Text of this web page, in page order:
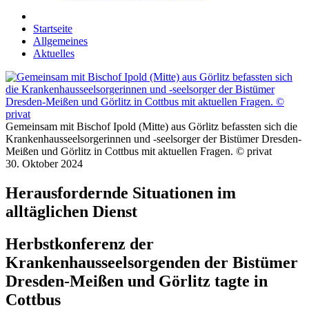
Startseite
Allgemeines
Aktuelles
Gemeinsam mit Bischof Ipold (Mitte) aus Görlitz befassten sich die
Krankenhausseelsorgerinnen und -seelsorger der Bistümer Dresden-
Meißen und Görlitz in Cottbus mit aktuellen Fragen. © privat
30. Oktober 2024
Herausfordernde Situationen im
alltäglichen Dienst
Herbstkonferenz der
Krankenhausseelsorgenden der Bistümer
Dresden-Meißen und Görlitz tagte in
Cottbus